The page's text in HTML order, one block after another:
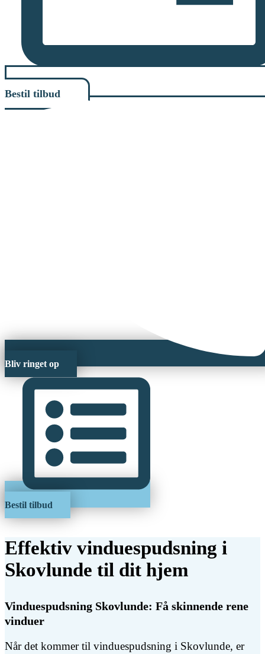
Bestil tilbud
Bliv ringet op
Bestil tilbud
Effektiv vinduespudsning i
Skovlunde til dit hjem
Vinduespudsning Skovlunde: Få skinnende rene
vinduer
Når det kommer til vinduespudsning i Skovlunde, er